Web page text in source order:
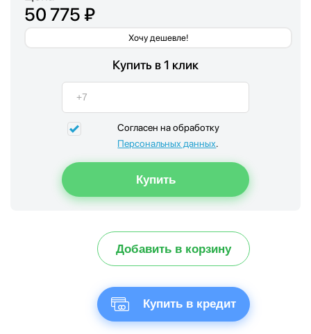
50 775 ₽
Хочу дешевле!
Купить в 1 клик
Согласен на обработку
Персональных данных.
Добавить в корзину
Купить в кредит